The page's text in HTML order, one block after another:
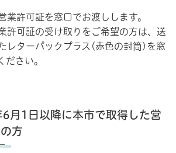
業許可証を窓口でお渡しします。
許可証の受け取りをご希望の方は、送
レターパックプラス(赤色の封筒)を窓
ださい。
月1日以降に本市で取得した営
方